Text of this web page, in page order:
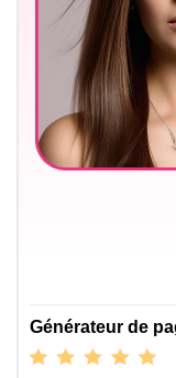
Générateur de